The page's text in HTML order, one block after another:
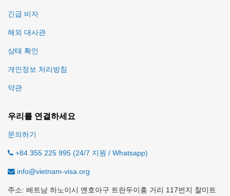
긴급 비자
해외 대사관
상태 확인
개인정보 처리방침
약관
우리를 연결하세요
문의하기
+84 355 225 995 (24/7 지원 / Whatsapp)
info@vietnam-visa.org
주소: 베트남 하노이시 옌호아구 트란두이흥 거리 117번지 찰미트